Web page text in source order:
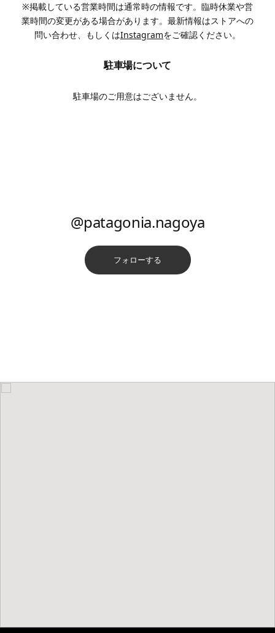
※掲載している営業時間は通常時の情報です。臨時休業や営
業時間の変更がある場合があります。最新情報はストアへの
問い合わせ、もしくはInstagramをご確認ください。
駐車場について
駐車場のご用意はございません。
@patagonia.nagoya
フォローする